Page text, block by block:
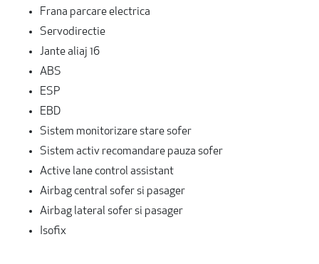
Frana parcare electrica
Servodirectie
Jante aliaj 16
ABS
ESP
EBD
Sistem monitorizare stare sofer
Sistem activ recomandare pauza sofer
Active lane control assistant
Airbag central sofer si pasager
Airbag lateral sofer si pasager
Isofix